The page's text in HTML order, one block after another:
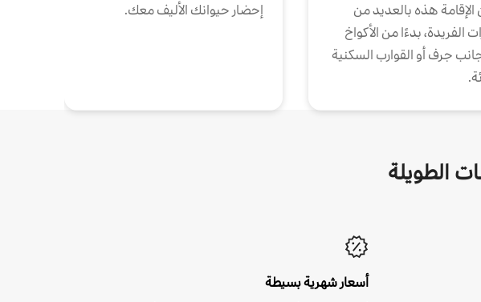
الإقامة هذه بالعديد من
الفريدة، بدءًا من الأكواخ
جرف أو القوارب السكنية
إحضار حيوانك الأليف معك.
الطويلة
أسعار شهرية بسيطة